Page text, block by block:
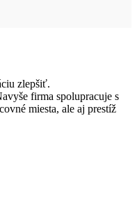
zlepšiť.
firma spolupracuje s
miesta, ale aj prestíž